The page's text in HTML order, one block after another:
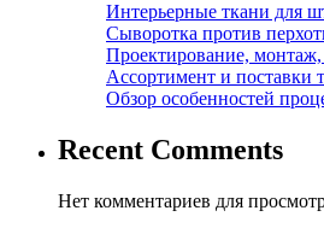
Интерьерные ткани для
Сыворотка против
Проектирование,
Ассортимент и
Обзор особенностей
Recent Comments
Нет комментариев для